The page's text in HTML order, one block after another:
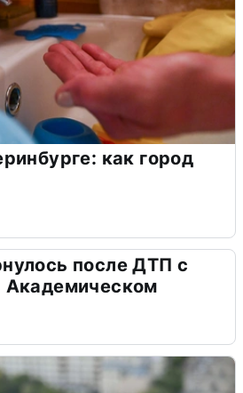
как город
после ДТП с
Академическом